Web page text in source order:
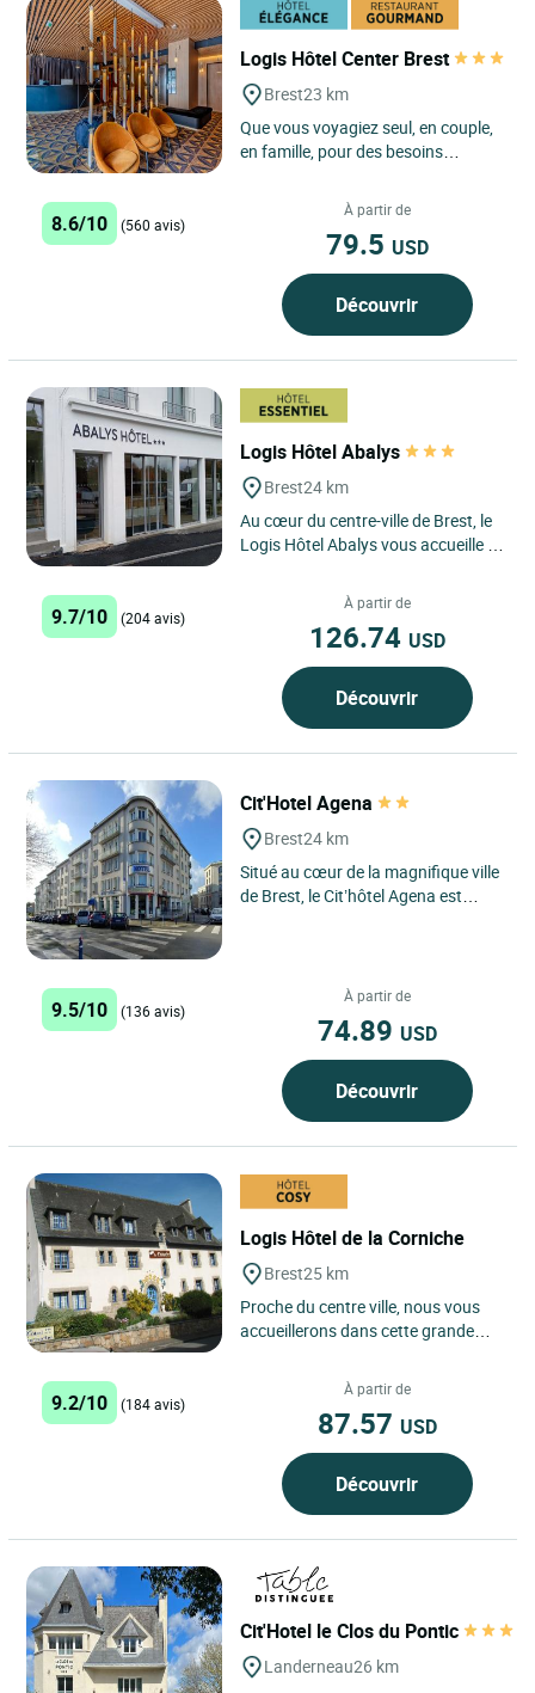
Logis Hôtel Center Brest
Brest23 km
Que vous voyagiez seul, en couple,
en famille, pour des besoins
notre établissement vous...
8.6/10 (560 avis)
À partir de
79.5 USD
Découvrir
Logis Hôtel Abalys
Brest24 km
Au cœur du centre-ville de Brest, le
Logis Hôtel Abalys vous accueille à
port de commerce...
9.7/10 (204 avis)
À partir de
126.74 USD
Découvrir
Cit'Hotel Agena
Brest24 km
Situé au cœur de la magnifique ville
de Brest, le Cit’hôtel Agena est
9.5/10 (136 avis)
À partir de
74.89 USD
Découvrir
Logis Hôtel de la Corniche
Brest25 km
Proche du centre ville, nous vous
accueillerons dans cette grande
entourée de verdure et située...
9.2/10 (184 avis)
À partir de
87.57 USD
Découvrir
Cit'Hotel le Clos du Pontic
Landerneau26 km